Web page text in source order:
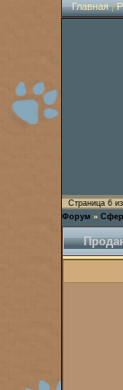
Главная|
Страница 6 из
Форум »